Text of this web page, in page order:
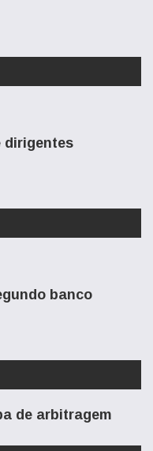
dirigentes
banco
de arbitragem